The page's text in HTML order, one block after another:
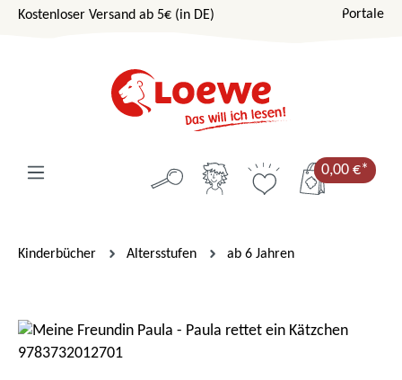
Zum Hauptinhalt springen
Kostenloser Versand ab 5€ (in DE) Portale
0,00 €*
Kinderbücher Altersstufen ab 6 Jahren
Bildergalerie überspringen